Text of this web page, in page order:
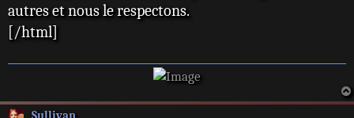
g
e
autres et nous le respectons.
[/html]